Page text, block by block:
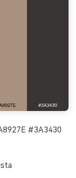
#3A3430